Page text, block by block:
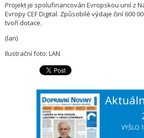
Projekt je spolufinancován Evropskou unií z
Evropy CEF Digital. Způsobilé výdaje činí 600
tvoří dotace.
(lan)
Ilustrační foto: LAN
VYŠLO